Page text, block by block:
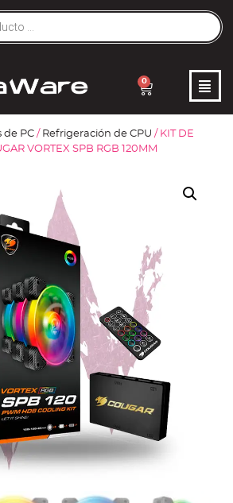
0
de PC / Refrigeración de CPU / KIT DE
VORTEX SPB RGB 120MM